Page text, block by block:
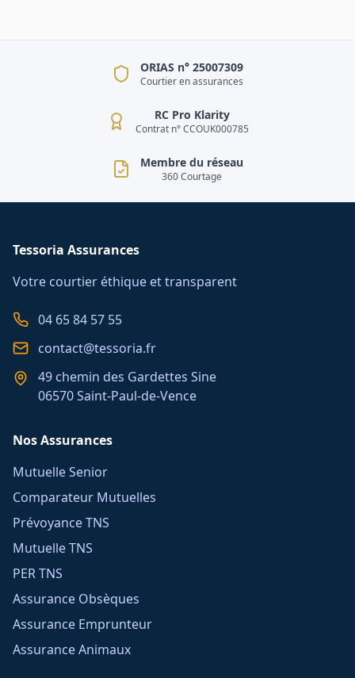
ORIAS n° 25007309
Courtier en assurances
RC Pro Klarity
Contrat n° CCOUK000785
Membre du réseau
360 Courtage
Tessoria Assurances
Votre courtier éthique et transparent
04 65 84 57 55
contact@tessoria.fr
49 chemin des Gardettes Sine
06570 Saint-Paul-de-Vence
Nos Assurances
Mutuelle Senior
Comparateur Mutuelles
Prévoyance TNS
Mutuelle TNS
PER TNS
Assurance Obsèques
Assurance Emprunteur
Assurance Animaux